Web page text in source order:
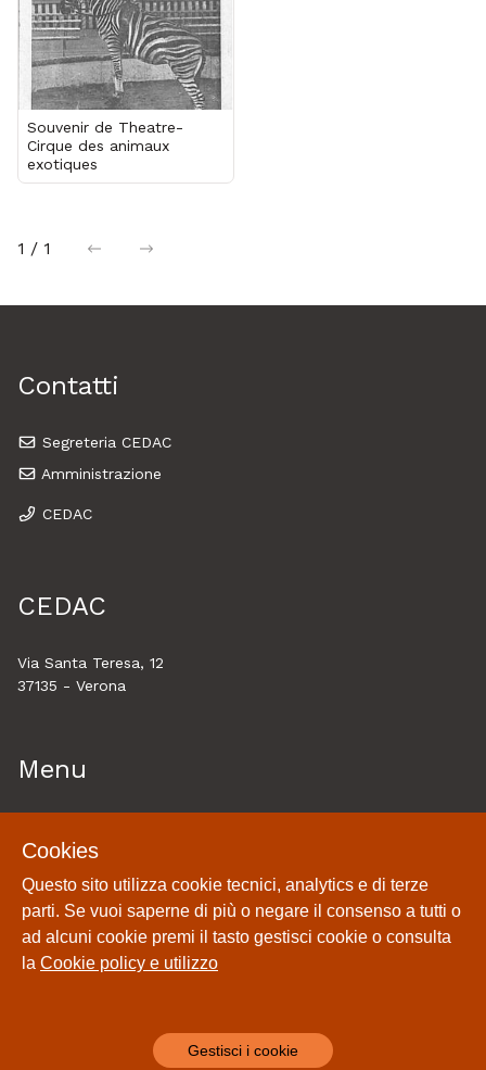
Souvenir de Theatre-
Cirque des animaux
exotiques
1 / 1 precedentesuccessiva
Contatti
Segreteria CEDAC
Amministrazione
CEDAC
CEDAC
Via Santa Teresa, 12
37135 - Verona
Menu
Esplora
Historytelling
Cookie policy e utilizzo
Cookies
Questo sito utilizza cookie tecnici, analytics e di terze
parti. Se vuoi saperne di più o negare il consenso a tutti o
ad alcuni cookie premi il tasto gestisci cookie o consulta
la Cookie policy e utilizzo
Gestisci i cookie